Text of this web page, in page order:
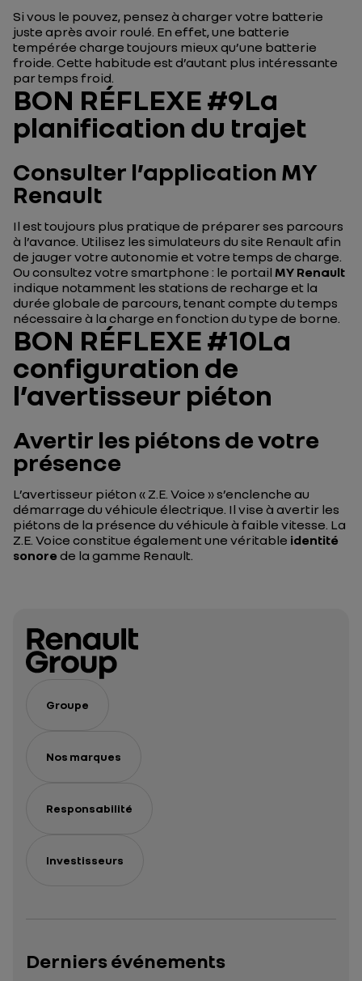
Si vous le pouvez, pensez à charger votre batterie
juste après avoir roulé. En effet, une batterie
tempérée charge toujours mieux qu’une batterie
froide. Cette habitude est d’autant plus intéressante
par temps froid.
BON RÉFLEXE #9La
planification du trajet
Consulter l’application MY
Renault
Il est toujours plus pratique de préparer ses parcours
à l’avance. Utilisez les simulateurs du site Renault afin
de jauger votre autonomie et votre temps de charge.
Ou consultez votre smartphone : le portail MY Renault
indique notamment les stations de recharge et la
durée globale de parcours, tenant compte du temps
nécessaire à la charge en fonction du type de borne.
BON RÉFLEXE #10La
configuration de
l’avertisseur piéton
Avertir les piétons de votre
présence
L’avertisseur piéton « Z.E. Voice » s’enclenche au
démarrage du véhicule électrique. Il vise à avertir les
piétons de la présence du véhicule à faible vitesse. La
Z.E. Voice constitue également une véritable identité
sonore de la gamme Renault.
Groupe
Nos marques
Responsabilité
Investisseurs
Derniers événements